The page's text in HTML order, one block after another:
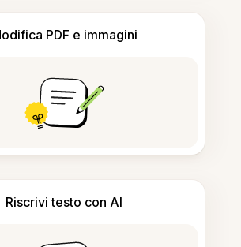
PDF e immagini
Riscrivi testo con AI